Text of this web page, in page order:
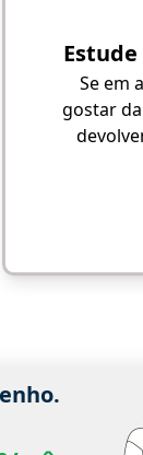
Se em
gostar